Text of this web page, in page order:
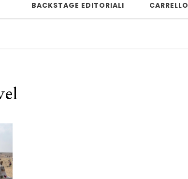
BACKSTAGE EDITORIALI CARRELLO